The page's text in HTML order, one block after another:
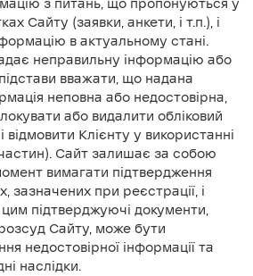
з питань, що пропонуються у
Сайту (заявки, анкети, і т.п.), і
в актуальному стані.
неправильну інформацію або
вважати, що надана
неповна або недостовірна,
або видалити обліковий
Клієнту у використанні
Сайт залишає за собою
вимагати підтвердження
зазначених при реєстрації, і
цим підтверджуючі документи,
Сайту, може бути
недостовірної інформації та
наслідки.